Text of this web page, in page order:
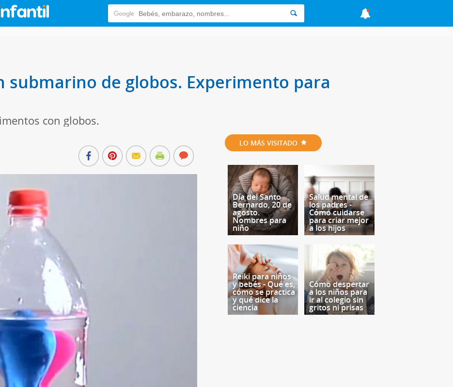
submarino de globos. Experimento para
con globos.
LO MÁS VISITADO
Día del Santo
Bernardo, 20 de
agosto.
Nombres para
niño
Salud mental de
los padres -
Cómo cuidarse
para criar mejor
a los hijos
Reiki para niños
y bebés - Qué es,
cómo se practica
y qué dice la
ciencia
Cómo despertar
a los niños para
ir al colegio sin
gritos ni prisas